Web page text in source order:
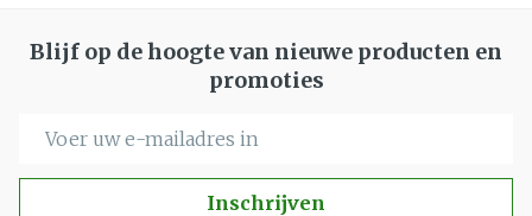
Blijf op de hoogte van nieuwe producten en
promoties
Inschrijven